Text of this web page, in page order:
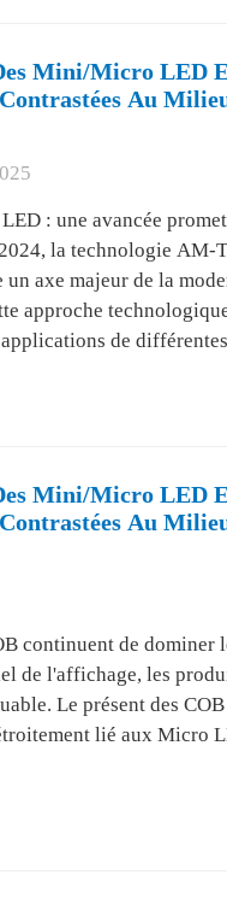
Mini/micro LED
Au
: une avancée
la technologie AM-
un axe majeur de la
approche
de
Mini/micro LED
Au
continuent de dominer
de l'affichage, les
Le présent des
lié aux Micro